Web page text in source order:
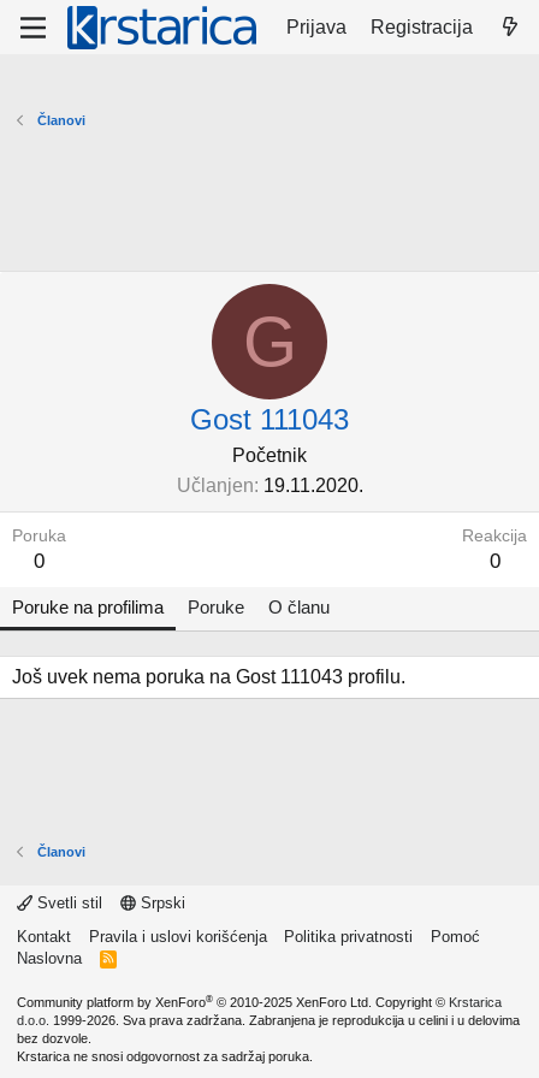
Prijava Registracija
Članovi
G
Gost 111043
Početnik
Učlanjen 19.11.2020.
Poruka
0
Reakcija
0
Poruke na profilima Poruke O članu
Još uvek nema poruka na Gost 111043 profilu.
Članovi
Svetli stil
Srpski
Kontakt
Pravila i uslovi korišćenja Politika privatnosti
Pomoć
Naslovna
R
Community platform by XenForo® © 2010-2025 XenForo Ltd. Copyright © Krstarica
d.o.o. 1999-2026. Sva prava zadržana. Zabranjena je reprodukcija u celini i u delovima
bez dozvole.
Krstarica ne snosi odgovornost za sadržaj poruka.